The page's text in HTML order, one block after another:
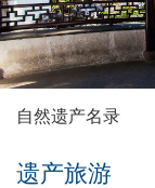
自然遗产名录
遗产旅游